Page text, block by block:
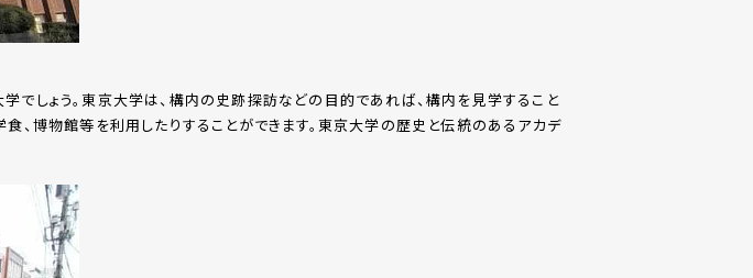
でしょう。東京大学は、構内の史跡探訪などの目的であれば、構内を見学すること
、博物館等を利用したりすることができます。東京大学の歴史と伝統のあるアカデ